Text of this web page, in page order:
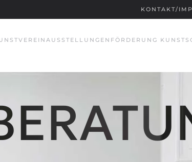
KONTAKT/
AUSSTELLUNGEN FÖRDERUNG